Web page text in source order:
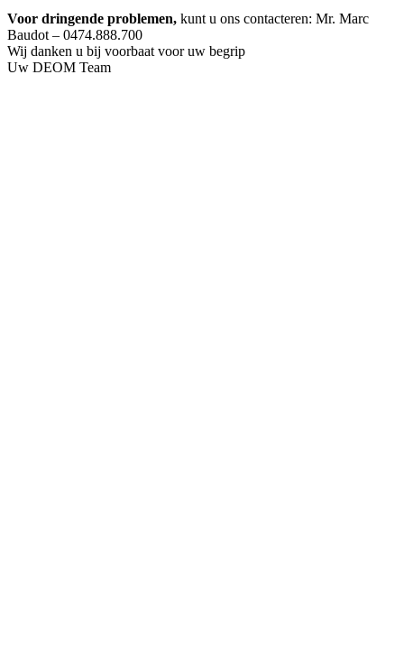
Voor dringende problemen, kunt u ons contacteren: Mr. Marc
Baudot – 0474.888.700
Wij danken u bij voorbaat voor uw begrip
Uw DEOM Team